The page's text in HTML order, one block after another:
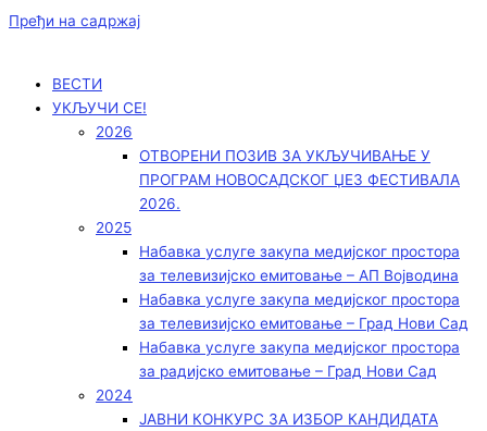
Пређи на садржај
ВЕСТИ
УКЉУЧИ СЕ!
2026
ОТВОРЕНИ ПОЗИВ ЗА УКЉУЧИВАЊЕ У
ПРОГРАМ НОВОСАДСКОГ ЏЕЗ ФЕСТИВАЛА
2026.
2025
Набавка услуге закупа медијског простора
за телевизијско емитовање – АП Војводинa
Набавка услуге закупа медијског простора
за телевизијско емитовање – Град Нови Сад
Набавка услуге закупа медијског простора
за радијско емитовање – Град Нови Сад
2024
ЈАВНИ КОНКУРС ЗА ИЗБОР КАНДИДАТА